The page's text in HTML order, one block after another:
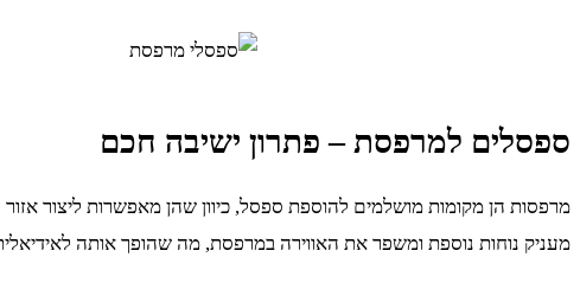
ספסלים למרפסת – פתרון ישיבה חכם
מרפסות הן מקומות מושלמים להוספת ספסל, כיוון שהן מאפשרות ליצור
מעניק נוחות נוספת ומשפר את האווירה במרפסת, מה שהופך אותה